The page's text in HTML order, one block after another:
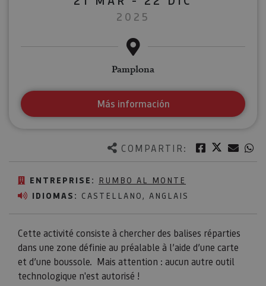
COMPARTIR: Facebook
Twitter
ENTREPRISE: RUMBO AL MONTE
IDIOMAS: CASTELLANO, ANGLAIS
Cette activité consiste à chercher des balises réparties
dans une zone définie au préalable à l’aide d’une carte
et d’une boussole. Mais attention : aucun autre outil
technologique n'est autorisé !
2025
Pamplona
Más información